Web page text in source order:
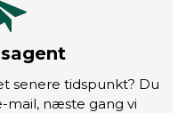
senere tidspunkt? Du
mail, næste gang vi